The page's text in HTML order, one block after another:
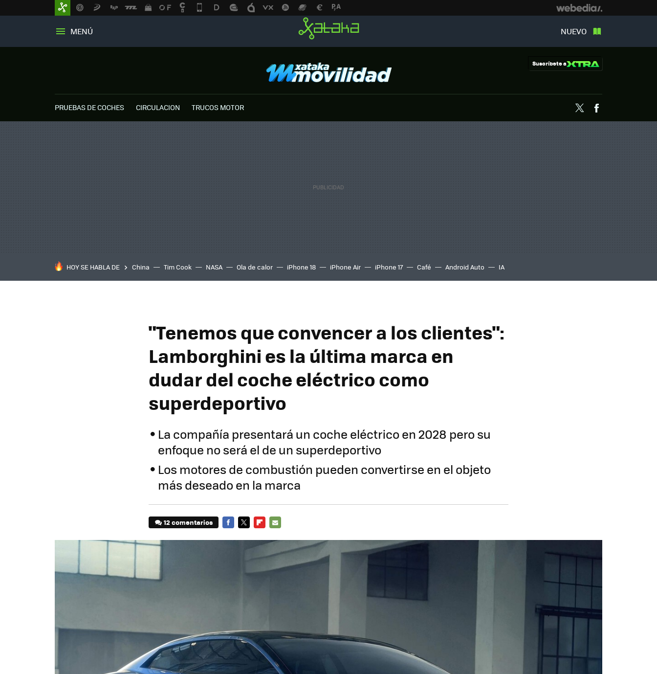
MENÚ NUEVO
Suscríbete a
PRUEBAS DE COCHES CIRCULACION TRUCOS MOTOR Twitter
HOY SE HABLA DE China Tim Cook NASA Ola de calor iPhone 18 iPhone Air iPhone 17 Café Android Auto IA
"Tenemos que convencer a los clientes":
Lamborghini es la última marca en
dudar del coche eléctrico como
superdeportivo
La compañía presentará un coche eléctrico en 2028 pero su
enfoque no será el de un superdeportivo
Los motores de combustión pueden convertirse en el objeto
más deseado en la marca
12 comentarios
MAIL